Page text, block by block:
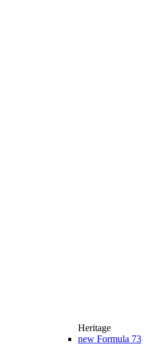
Heritage
new Formula 73